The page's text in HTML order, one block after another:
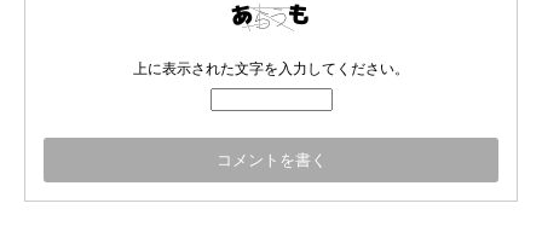
上に表示された文字を入力してください。